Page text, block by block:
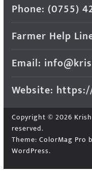
Phone: (0755)
Farmer Help
Email:
Website:
Copyright © 2026
reserved.
Theme: ColorMag Pro
WordPress.